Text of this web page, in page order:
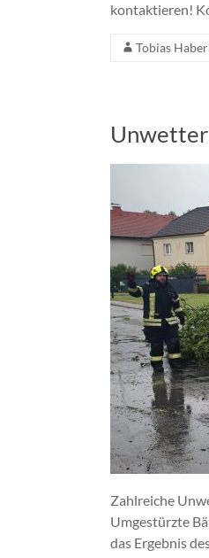
kontaktieren!
Tobias
Zahlreiche
Umgestürzte
das Ergebnis